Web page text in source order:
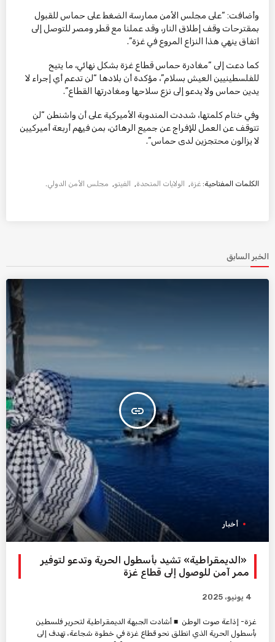
وأضافت: “على مجلس الأمن ممارسة الضغط على حماس للقبول
بمقترحات وقف إطلاق النار، وقد عملنا مع قطر ومصر للتوصل إلى
اتفاق ينهي هذا النزاع المروع في غزة”.
كما دعت إلى “مغادرة حماس قطاع غزة بشكل نهائي، ما يتيح
للفلسطينيين العيش بسلام”، مؤكدة أن بلادها “لن تدعم أي إجراء لا
يدين حماس ولا يدعو إلى نزع سلاحها ومغادرتها القطاع”.
وفي ختام كلمتها، شددت المندوبة الأميركية على أن واشنطن “لن
تتوقف عن العمل للإفراج عن جميع الرهائن، بمن فيهم أربعة أميركيين
لا يزالون محتجزين لدى حماس”.
الكلمات المفتاحية: غزة, الولايات المتحدة, الفيتو, مجلس الأمن الدولي.
الخبر السابق
insert_link
أخبار
«الديمقراطية» تشيد بأسطول الحرية وتدعو لتوفير
ممر آمن للوصول إلى قطاع غزة
4 يونيو، 2025
غزة- إذاعة صوت الوطن ■ أشادت الجبهة الديمقراطية لتحرير فلسطين
بأسطول الحرية الذي انطلق نحو قطاع غزة في خطوة شجاعة، تهدف إلى